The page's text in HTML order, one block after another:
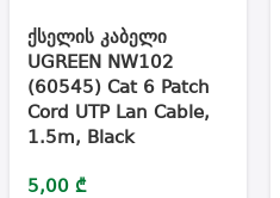
ქსელის კაბელი
UGREEN NW102
(60545) Cat 6 Patch
Cord UTP Lan Cable,
1.5m, Black
5,00 ₾